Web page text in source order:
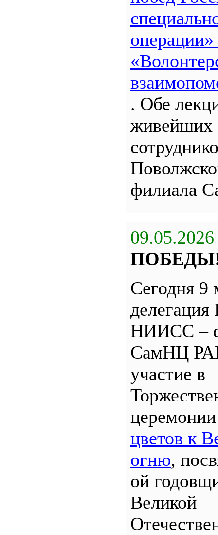
. Обе
живейших
филиала
09.05.2026
Сегодня 9
НИИСС –
СамНЦ
участие в
цветов к
огню,
ой
Великой